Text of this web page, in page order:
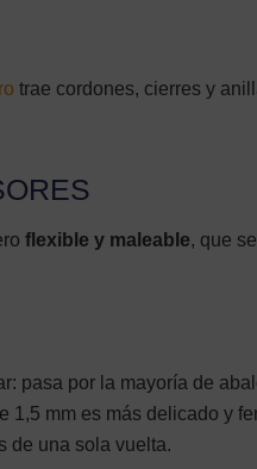
trae cordones, cierres y
flexible y maleable, que
pasa por la mayoría de
1,5 mm es más delicado y
de una sola vuelta.